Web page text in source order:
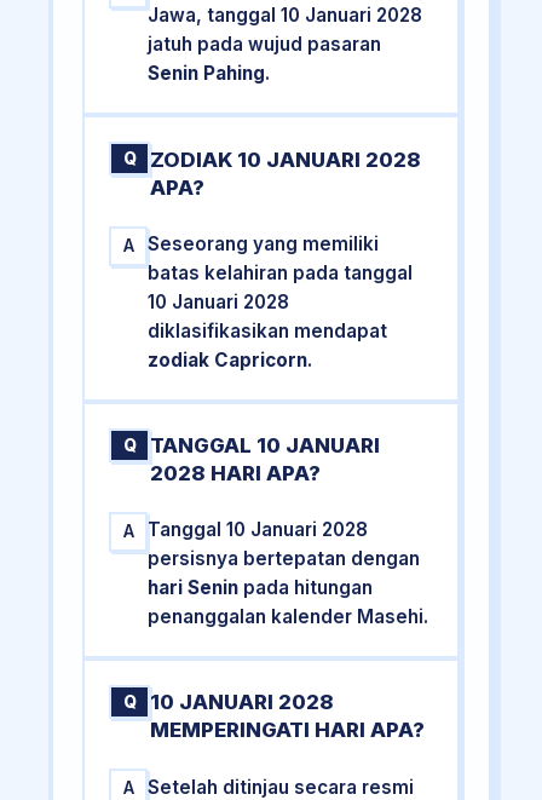
Jawa, tanggal 10 Januari 2028
jatuh pada wujud pasaran
Senin Pahing.
Q
ZODIAK 10 JANUARI 2028
APA?
A
Seseorang yang memiliki
batas kelahiran pada tanggal
10 Januari 2028
diklasifikasikan mendapat
zodiak Capricorn.
Q
TANGGAL 10 JANUARI
2028 HARI APA?
A
Tanggal 10 Januari 2028
persisnya bertepatan dengan
hari Senin pada hitungan
penanggalan kalender Masehi.
Q
10 JANUARI 2028
MEMPERINGATI HARI APA?
A
Setelah ditinjau secara resmi